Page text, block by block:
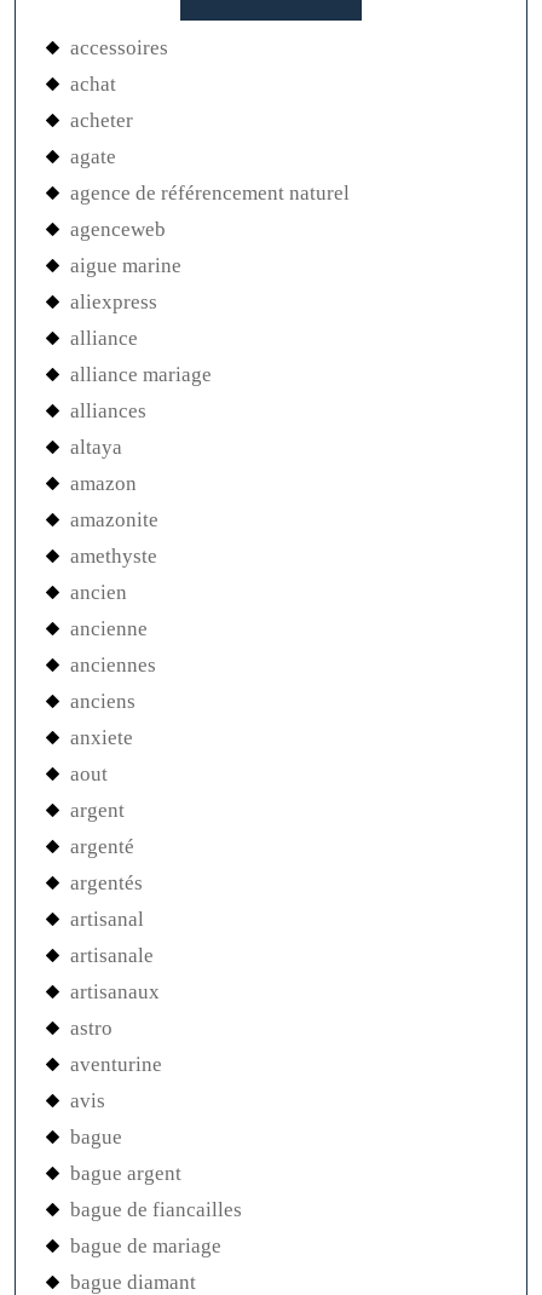
accessoires
achat
acheter
agate
agence de référencement naturel
agenceweb
aigue marine
aliexpress
alliance
alliance mariage
alliances
altaya
amazon
amazonite
amethyste
ancien
ancienne
anciennes
anciens
anxiete
aout
argent
argenté
argentés
artisanal
artisanale
artisanaux
astro
aventurine
avis
bague
bague argent
bague de fiancailles
bague de mariage
bague diamant